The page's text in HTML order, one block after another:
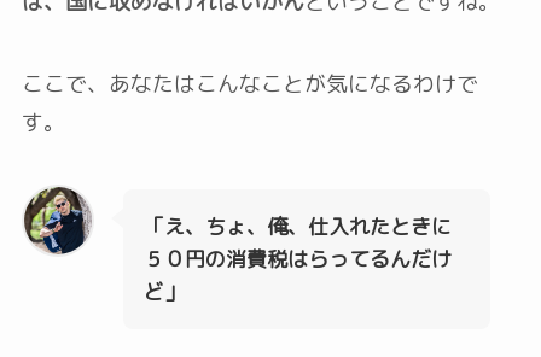
ここで、あなたはこんなことが気になるわけで
す。
「え、ちょ、俺、仕入れたときに
５０円の消費税はらってるんだけ
ど」